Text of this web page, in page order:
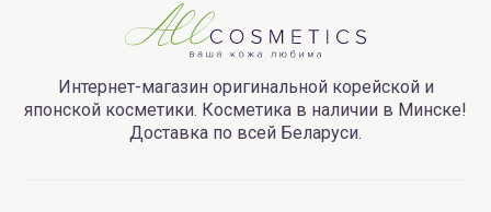
Интернет-магазин оригинальной корейской и
японской косметики. Косметика в наличии в Минске!
Доставка по всей Беларуси.